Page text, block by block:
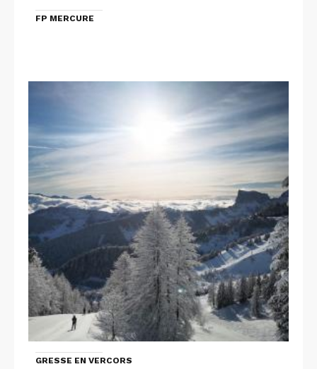
FP MERCURE
GRESSE EN VERCORS